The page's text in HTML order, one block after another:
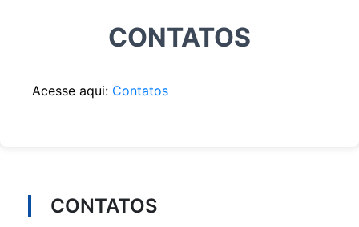
CONTATOS
Acesse aqui: Contatos
CONTATOS